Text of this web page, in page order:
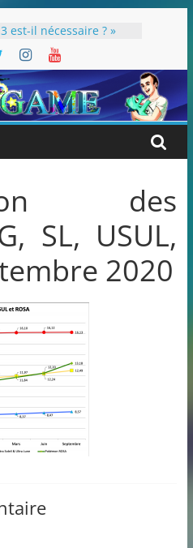
est-il nécessaire ? »
des JV Harry
: ceci est une
pas) !
2022
des
SL, USUL,
2020